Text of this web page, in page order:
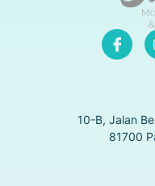
10-B, Jalan
81700